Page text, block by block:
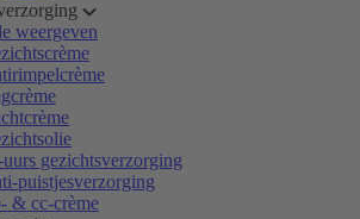
weergeven
uurs gezichtsverzorging
puistjesverzorging
& cc-crème